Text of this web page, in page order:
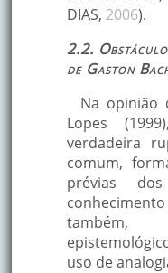
DIAS, 2006).
2.2.
de Gaston
Na opinião
Lopes
verdadeira
comum,
prévias
uso de